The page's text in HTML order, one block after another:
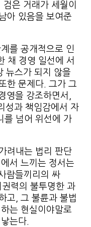
은 거래가 세월이
아 있음을 보여준
를 공개적으로 인
채 경영 일선에 서
뉴스가 되지 않을
한 문제다. 그가 그
영을 강조하면서,
성과 책임감에서 자
를 넘어 위선에 가
려내는 법리 판단
서 느끼는 정서는
람들끼리의 싸
력의 불투명한 과
고, 그 불륜과 불법
는 현실이야말로
는다.